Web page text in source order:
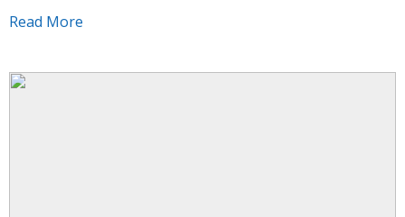
устройстве сведения сохраняются в рамках
поставщиком. Подобный принцип помогает
получать доступ к информации с нескольких
Read More